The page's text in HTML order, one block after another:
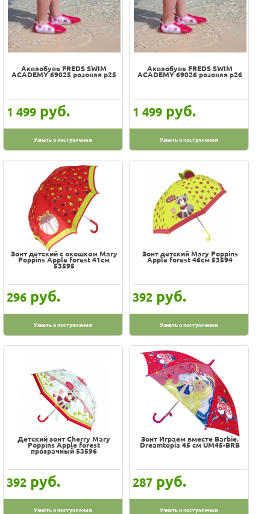
Акваобувь FREDS SWIM
ACADEMY 69025 розовая р25
1 499 руб.
Узнать о поступлении
Акваобувь FREDS SWIM
ACADEMY 69026 розовая р26
1 499 руб.
Узнать о поступлении
Зонт детский c окошком Mary
Poppins Apple forest 41см
53595
296 руб.
Узнать о поступлении
Зонт детский Mary Poppins
Apple forest 46см 53594
392 руб.
Узнать о поступлении
Детский зонт Cherry Mary
Poppins Apple forest
прозрачный 53596
392 руб.
Узнать о поступлении
Зонт Играем вместе Barbie.
Dreamtopia 45 см UM45-BRB
287 руб.
Узнать о поступлении